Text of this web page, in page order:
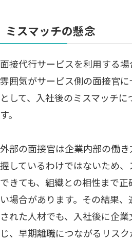
ミスマッチの懸念
面接代行サービスを利用する
雰囲気がサービス側の面接官
として、入社後のミスマッチ
す。
外部の面接官は企業内部の働
握しているわけではないため
できても、組織との相性まで
い場合があります。その結果
された人材でも、入社後に企
じ、早期離職につながるリス